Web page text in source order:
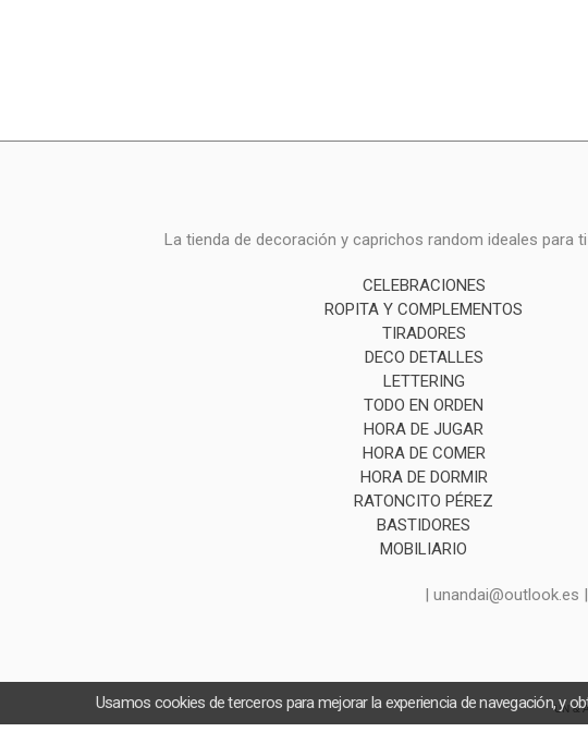
La tienda de decoración y caprichos random ideales para
CELEBRACIONES
ROPITA Y COMPLEMENTOS
TIRADORES
DECO DETALLES
LETTERING
TODO EN ORDEN
HORA DE JUGAR
HORA DE COMER
HORA DE DORMIR
RATONCITO PÉREZ
BASTIDORES
MOBILIARIO
| unandai@outlook.es |
UN &
Usamos cookies de terceros para mejorar la experiencia de navegación, y